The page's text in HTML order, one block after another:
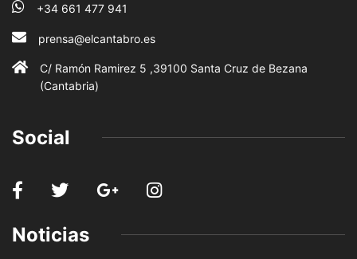
+34 661 477 941
prensa@elcantabro.es
C/ Ramón Ramirez 5 ,39100 Santa Cruz de Bezana
(Cantabria)
Social
Noticias